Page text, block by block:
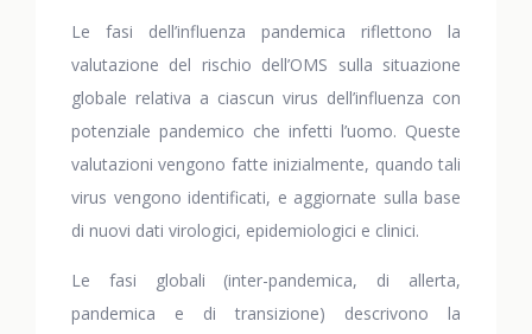
Le fasi dell’influenza pandemica riflettono la
valutazione del rischio dell’OMS sulla situazione
globale relativa a ciascun virus dell’influenza con
potenziale pandemico che infetti l’uomo. Queste
valutazioni vengono fatte inizialmente, quando tali
virus vengono identificati, e aggiornate sulla base
di nuovi dati virologici, epidemiologici e clinici.
Le fasi globali (inter-pandemica, di allerta,
pandemica e di transizione) descrivono la